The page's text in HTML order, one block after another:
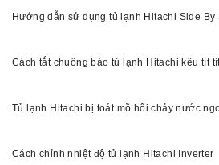
Hướng dẫn sử dụng tủ lạnh Hitachi Side By
Cách tắt chuông báo tủ lạnh Hitachi kêu tít
Tủ lạnh Hitachi bị toát mồ hôi chảy nước
Cách chỉnh nhiệt độ tủ lạnh Hitachi Inverter